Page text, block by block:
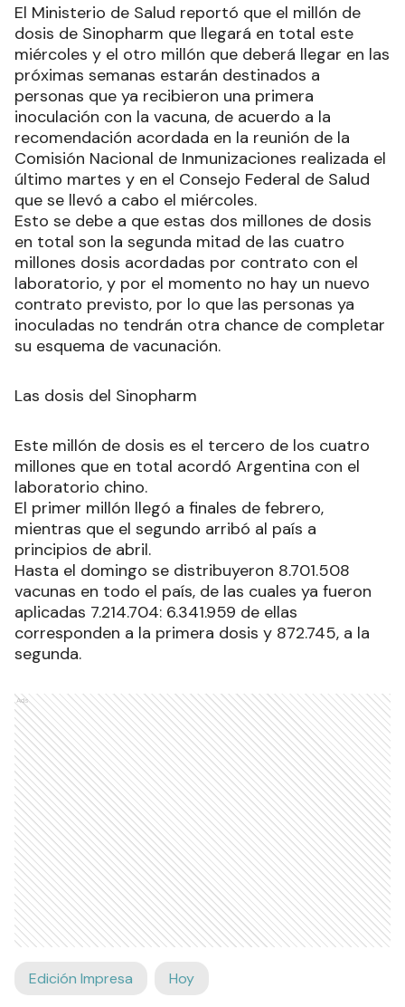
El Ministerio de Salud reportó que el millón de
dosis de Sinopharm que llegará en total este
miércoles y el otro millón que deberá llegar en las
próximas semanas estarán destinados a
personas que ya recibieron una primera
inoculación con la vacuna, de acuerdo a la
recomendación acordada en la reunión de la
Comisión Nacional de Inmunizaciones realizada el
último martes y en el Consejo Federal de Salud
que se llevó a cabo el miércoles.
Esto se debe a que estas dos millones de dosis
en total son la segunda mitad de las cuatro
millones dosis acordadas por contrato con el
laboratorio, y por el momento no hay un nuevo
contrato previsto, por lo que las personas ya
inoculadas no tendrán otra chance de completar
su esquema de vacunación.
Las dosis del Sinopharm
Este millón de dosis es el tercero de los cuatro
millones que en total acordó Argentina con el
laboratorio chino.
El primer millón llegó a finales de febrero,
mientras que el segundo arribó al país a
principios de abril.
Hasta el domingo se distribuyeron 8.701.508
vacunas en todo el país, de las cuales ya fueron
aplicadas 7.214.704: 6.341.959 de ellas
corresponden a la primera dosis y 872.745, a la
segunda.
Ads
Edición Impresa Hoy